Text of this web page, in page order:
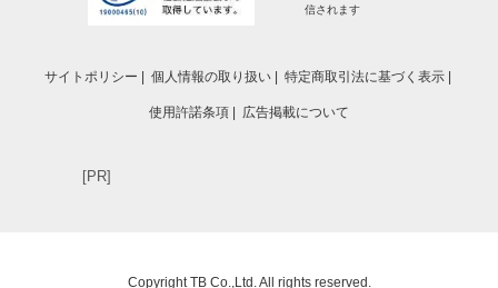
信されます
サイトポリシー 個人情報の取り扱い 特定商取引法に基づく表示
使用許諾条項 広告掲載について
[PR]
Copyright TB Co.,Ltd. All rights reserved.